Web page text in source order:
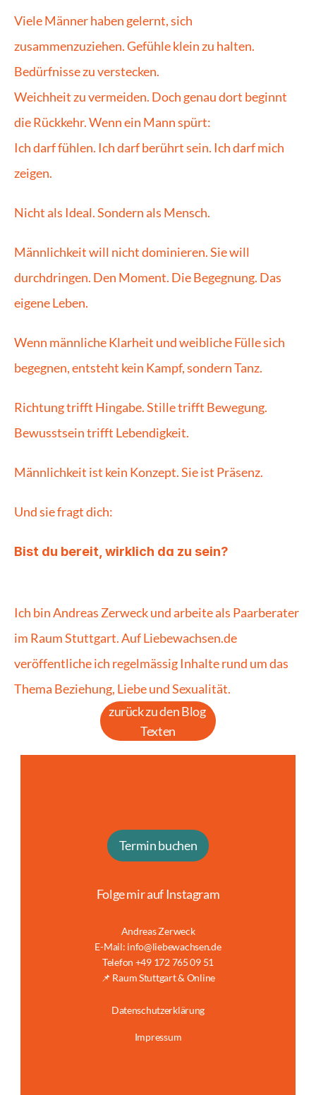
Viele Männer haben gelernt, sich
zusammenzuziehen. Gefühle klein zu halten.
Bedürfnisse zu verstecken.
Weichheit zu vermeiden. Doch genau dort beginnt
die Rückkehr. Wenn ein Mann spürt:
Ich darf fühlen. Ich darf berührt sein. Ich darf mich
zeigen.
Nicht als Ideal. Sondern als Mensch.
Männlichkeit will nicht dominieren. Sie will
durchdringen. Den Moment. Die Begegnung. Das
eigene Leben.
Wenn männliche Klarheit und weibliche Fülle sich
begegnen, entsteht kein Kampf, sondern Tanz.
Richtung trifft Hingabe. Stille trifft Bewegung.
Bewusstsein trifft Lebendigkeit.
Männlichkeit ist kein Konzept. Sie ist Präsenz.
Und sie fragt dich:
Bist du bereit, wirklich da zu sein?
Ich bin Andreas Zerweck und arbeite als Paarberater
im Raum Stuttgart. Auf Liebewachsen.de
veröffentliche ich regelmässig Inhalte rund um das
Thema Beziehung, Liebe und Sexualität.
zurück zu den Blog
Texten
Termin buchen
Folge mir auf Instagram
Andreas Zerweck
E-Mail: info@liebewachsen.de
Telefon +49 172 765 09 51
📌 Raum Stuttgart & Online
Datenschutzerklärung
Impressum